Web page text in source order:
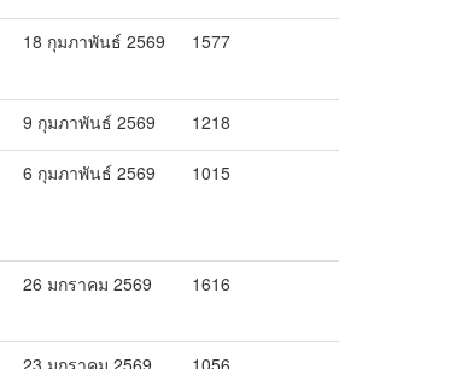
18 กุมภาพันธ์ 2569 1577
9 กุมภาพันธ์ 2569 1218
6 กุมภาพันธ์ 2569 1015
26 มกราคม 2569 1616
23 มกราคม 2569 1056